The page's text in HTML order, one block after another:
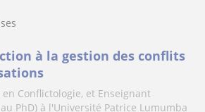
à la gestion des conflits
Conflictologie, et Enseignant
PhD) à l'Université Patrice Lumumba